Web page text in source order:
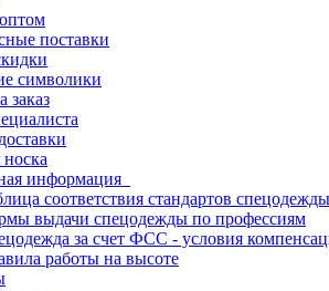
поставки
символики
заказ
информация
соответствия стандартов спецодежды
выдачи спецодежды по профессиям
за счет ФСС - условия
работы на высоте